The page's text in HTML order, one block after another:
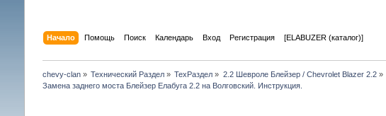
Начало Помощь Поиск Календарь Вход Регистрация [ELABUZER (каталог)]
chevy-clan» Технический Раздел » ТехРаздел » 2.2 Шевроле Блейзер / Chevrolet Blazer 2.2»
Замена заднего моста Блейзер Елабуга 2.2 на Волговский. Инструкция.